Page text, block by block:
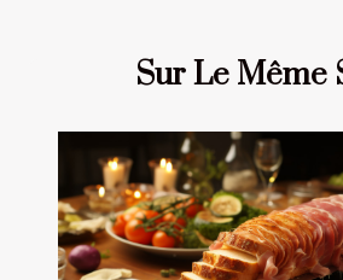
Sur Le Même